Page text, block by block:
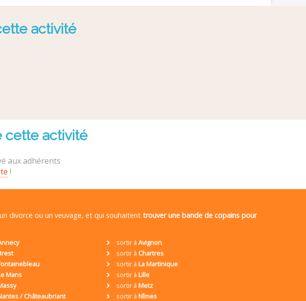
activité
cette activité
aux adhérents
!
divorce ou un veuvage, et qui souhaitent trouver une bande de copains pour
sortir à Avignon
sortir à Chartres
sortir à La Martinique
Mans sortir à Lille
sortir à Metz
/ Châteaubriant sortir à Nîmes